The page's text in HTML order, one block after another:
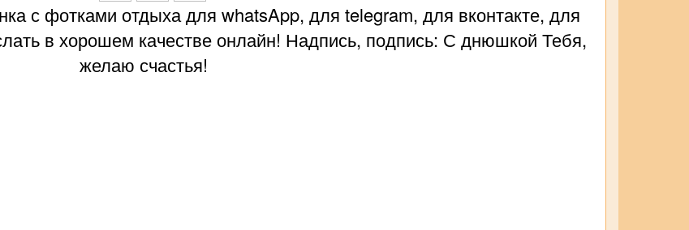
с фотками отдыха для whatsApp, для telegram, для вконтакте, для
в хорошем качестве онлайн! Надпись, подпись: С днюшкой Тебя,
желаю счастья!